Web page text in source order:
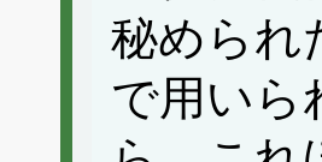
秘められ
で用いら